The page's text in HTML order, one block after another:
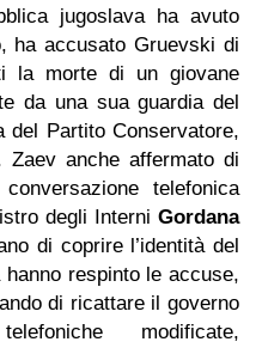
jugoslava ha avuto
ha accusato Gruevski di
la morte di un giovane
da una sua guardia del
del Partito Conservatore,
anche affermato di
telefonica
degli Interni Gordana
di coprire l’identità del
respinto le accuse,
di ricattare il governo
modificate,